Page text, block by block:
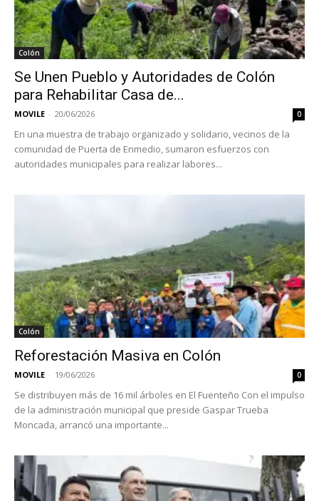
Colón
Se Unen Pueblo y Autoridades de Colón
para Rehabilitar Casa de...
MOVILE - 20/06/2026 0
En una muestra de trabajo organizado y solidario, vecinos de la
comunidad de Puerta de Enmedio, sumaron esfuerzos con
autoridades municipales para realizar labores...
Colón
Reforestación Masiva en Colón
MOVILE - 19/06/2026 0
Se distribuyen más de 16 mil árboles en El Fuenteño Con el impulso
de la administración municipal que preside Gaspar Trueba
Moncada, arrancó una importante...